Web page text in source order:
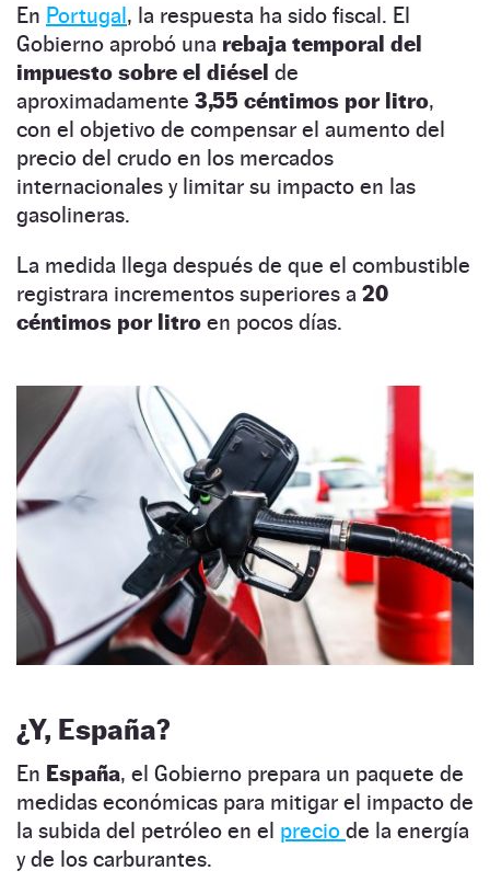
En Portugal, la respuesta ha sido fiscal. El
Gobierno aprobó una rebaja temporal del
impuesto sobre el diésel de
aproximadamente 3,55 céntimos por litro,
con el objetivo de compensar el aumento del
precio del crudo en los mercados
internacionales y limitar su impacto en las
gasolineras.
La medida llega después de que el combustible
registrara incrementos superiores a 20
céntimos por litro en pocos días.
¿Y, España?
En España, el Gobierno prepara un paquete de
medidas económicas para mitigar el impacto de
la subida del petróleo en el precio de la energía
y de los carburantes.